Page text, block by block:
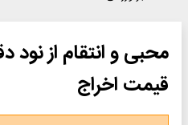
محبی و انتقام از نود
قیمت اخراج